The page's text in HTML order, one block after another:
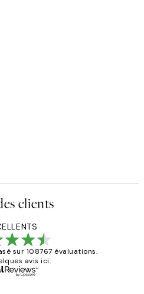
clients
sur 108767 évaluations.
avis ici.